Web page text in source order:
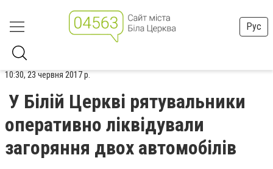
Рус
10:30, 23 червня 2017 р.
У Білій Церкві рятувальники
оперативно ліквідували
загоряння двох автомобілів